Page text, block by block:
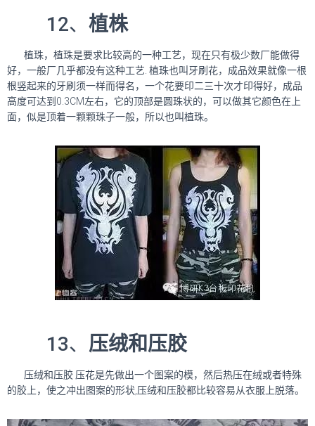
12、 植株
植珠，植珠是要求比较高的一种工艺，现在只有极少数厂能做得
好，一般厂几乎都没有这种工艺. 植珠也叫牙刷花，成品效果就像一根
根竖起来的牙刷须一样而得名，一个花要印二三十次才印得好，成品
高度可达到0.3CM左右，它的顶部是圆珠状的，可以做其它颜色在上
面，似是顶着一颗颗珠子一般，所以也叫植珠。
13、 压绒和压胶
压绒和压胶 压花是先做出一个图案的模，然后热压在绒或者特殊
的胶上，使之冲出图案的形状,压绒和压胶都比较容易从衣服上脱落。